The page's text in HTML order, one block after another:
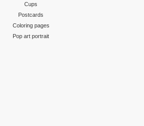
Cups
Postcards
Coloring pages
Pop art portrait